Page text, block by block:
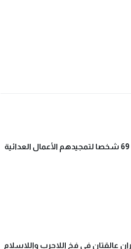
البحرين تسقط الجنسية عن 69 شخصا لتمجيدهم الأعمال العدائية
عالقتان في فخ اللاحرب واللاسلام